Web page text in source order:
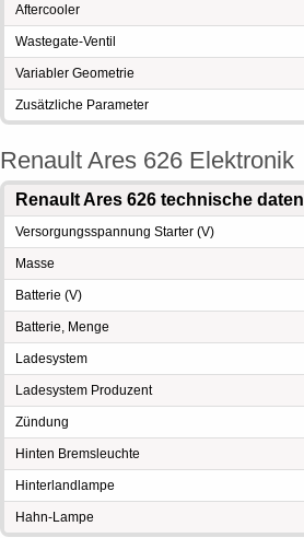
Aftercooler
Wastegate-Ventil
Variabler Geometrie
Zusätzliche Parameter
Renault Ares 626 Elektronik
Renault Ares 626 technische daten
Versorgungsspannung Starter (V)
Masse
Batterie (V)
Batterie, Menge
Ladesystem
Ladesystem Produzent
Zündung
Hinten Bremsleuchte
Hinterlandlampe
Hahn-Lampe